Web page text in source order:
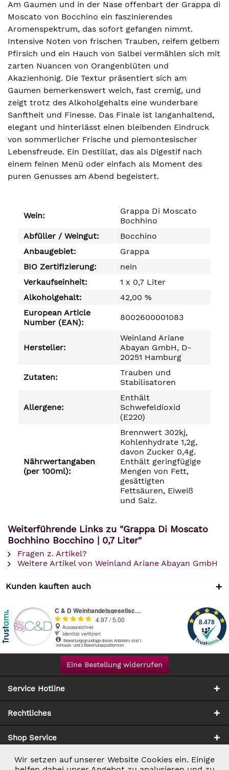
Am Gaumen und in der Nase offenbart der Grappa di
Moscato von Bocchino ein faszinierendes
Aromenspektrum, das sofort gefangen nimmt.
Intensive Noten von frischen Trauben, reifem gelbem
Pfirsich und ein Hauch von Salbei vermählen sich mit
zarten Nuancen von Orangenblüten und
Akazienhonig. Die Textur präsentiert sich am
Gaumen bemerkenswert weich, fast cremig, und
zeigt trotz des Alkoholgehalts eine wunderbare
Sanftheit und Finesse. Das Finale ist langanhaltend,
elegant und hinterlässt einen bleibenden Eindruck
von sommerlicher Frische und piemontesischer
Lebensfreude. Ein Destillat, das als Digestif nach
einem feinen Menü oder einfach als Moment des
puren Genusses am Abend begeistert.
Wein:
Grappa Di Moscato
Bochhino
Abfüller / Weingut:
Bocchino
Anbaugebiet:
Grappa
BIO Zertifizierung:
nein
Verkaufseinheit:
1 x 0,7 Liter
Alkoholgehalt:
42,00 %
European Article
Number (EAN):
8002600001083
Hersteller:
Weinland Ariane
Abayan GmbH, D-
20251 Hamburg
Zutaten:
Trauben und
Stabilisatoren
Allergene:
Enthält
Schwefeldioxid
(E220)
Nährwertangaben
(per 100ml):
Brennwert 302kj,
Kohlenhydrate 1,2g,
davon Zucker 0,4g.
Enthält geringfügige
Mengen von Fett,
gesättigten
Fettsäuren, Eiweiß
und Salz.
Weiterführende Links zu "Grappa Di Moscato
Bochhino Bocchino | 0,7 Liter"
Fragen z. Artikel?
Weitere Artikel von Weinland Ariane Abayan GmbH
Kunden kauften auch
Eine Bestellung widerrufen
Service Hotline
Rechtliches
Shop Service
Zahlung & Versand
Notwendig Aktiv
Wir setzen auf unserer Website Cookies ein. Einige